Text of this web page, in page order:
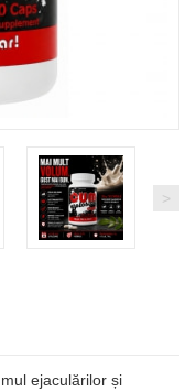
>
ejaculărilor și